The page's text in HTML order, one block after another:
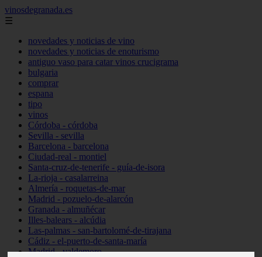
vinosdegranada.es
☰
novedades y noticias de vino
novedades y noticias de enoturismo
antiguo vaso para catar vinos crucigrama
bulgaria
comprar
espana
tipo
vinos
Córdoba - córdoba
Sevilla - sevilla
Barcelona - barcelona
Ciudad-real - montiel
Santa-cruz-de-tenerife - guía-de-isora
La-rioja - casalarreina
Almería - roquetas-de-mar
Madrid - pozuelo-de-alarcón
Granada - almuñécar
Illes-balears - alcúdia
Las-palmas - san-bartolomé-de-tirajana
Cádiz - el-puerto-de-santa-maría
Madrid - valdemoro